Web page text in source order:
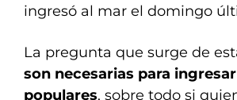
ingresó al mar el domingo
La pregunta que surge de
son necesarias para
populares, sobre todo si